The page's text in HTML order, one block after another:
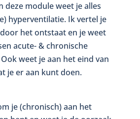
deze module weet je alles
hyperventilatie. Ik vertel je
het ontstaat en je weet
acute- & chronische
weet je aan het eind van
je er aan kunt doen.
je (chronisch) aan het